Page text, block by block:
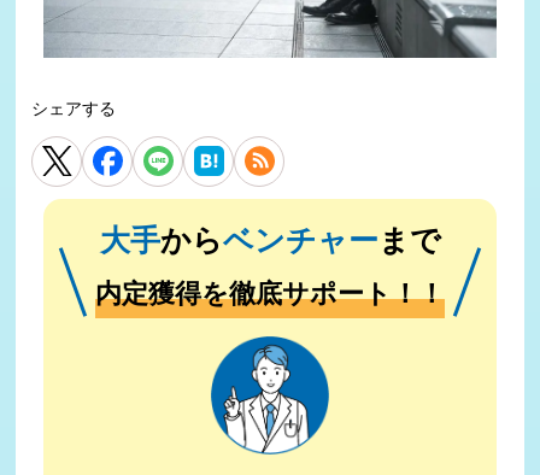
シェアする
大手からベンチャー まで
内定獲得を徹底サポート！！